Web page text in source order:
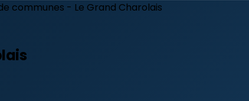
communes - Le Grand Charolais